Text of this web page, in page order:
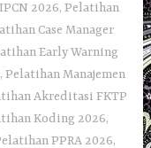
2026, Pelatihan
Case Manager
Early Warning
Pelatihan Manajemen
Akreditasi FKTP
Koding 2026,
PPRA 2026,